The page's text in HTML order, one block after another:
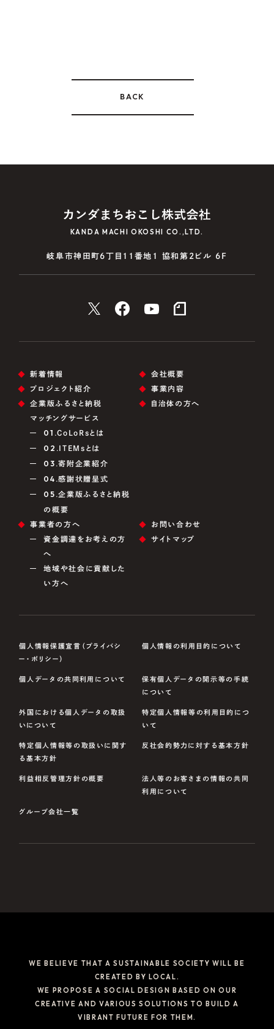
BACK
KANDA MACHI OKOSHI CO.,LTD.
岐阜市神田町6丁目11番地1 協和第2ビル 6F
新着情報
会社概要
プロジェクト紹介
事業内容
企業版ふるさと納税
マッチングサービス
01.CoLoRsとは
02.ITEMsとは
03.寄附企業紹介
04.感謝状贈呈式
05.企業版ふるさと納税
の概要
自治体の方へ
事業者の方へ
資金調達をお考えの方
へ
地域や社会に貢献した
い方へ
お問い合わせ
サイトマップ
個人情報保護宣言（プライバシ
ー・ポリシー）
個人情報の利用目的について
個人データの共同利用について 保有個人データの開示等の手続
について
外国における個人データの取扱
いについて
特定個人情報等の利用目的につ
いて
特定個人情報等の取扱いに関す
る基本方針
反社会的勢力に対する基本方針
利益相反管理方針の概要 法人等のお客さまの情報の共同
利用について
グループ会社一覧
WE BELIEVE THAT A SUSTAINABLE SOCIETY WILL BE
CREATED BY LOCAL.
WE PROPOSE A SOCIAL DESIGN BASED ON OUR
CREATIVE AND VARIOUS SOLUTIONS TO BUILD A
VIBRANT FUTURE FOR THEM.